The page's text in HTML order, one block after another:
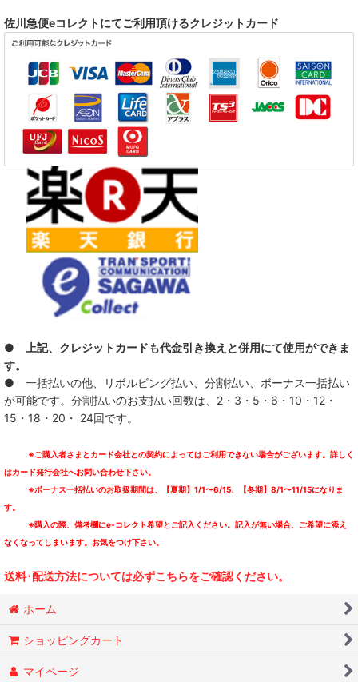
佐川急便eコレクトにてご利用頂けるクレジットカード
● 上記、クレジットカードも代金引き換えと併用にて使用ができま
す。
● 一括払いの他、リボルビング払い、分割払い、ボーナス一括払い
が可能です。分割払いのお支払い回数は、2・3・5・6・10・12・
15・18・20・ 24回です。
※ご購入者さまとカード会社との契約によってはご利用できない場合がございます。詳しく
はカード発行会社へお問い合わせ下さい。
※ボーナス一括払いのお取扱期間は、【夏期】1/1〜6/15、【冬期】8/1〜11/15になりま
す。
※購入の際、備考欄にe-コレクト希望とご記入ください。記入が無い場合、ご希望に添え
なくなってしまいます。お気をつけ下さい。
送料･配送方法については必ずこちらをご確認ください。
ホーム
ショッピングカート
マイページ